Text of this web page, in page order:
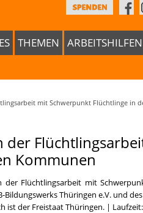
THEMEN ARBEITSHILFEN
mit Schwerpunkt Flüchtlinge in
der
Kommunen
der Flüchtlingsarbeit mit
Bildungswerks Thüringen e.V. und
ist der Freistaat Thüringen. | Laufzeit: